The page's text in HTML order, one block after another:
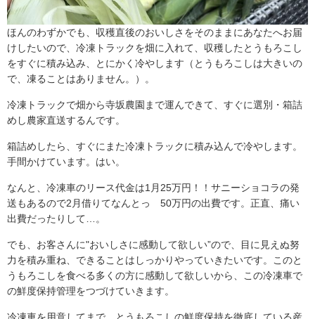
ほんのわずかでも、収穫直後のおいしさをそのままにあなたへお届
けしたいので、冷凍トラックを畑に入れて、収穫したとうもろこし
をすぐに積み込み、とにかく冷やします（とうもろこしは大きいの
で、凍ることはありません。）。
冷凍トラックで畑から寺坂農園まで運んできて、すぐに選別・箱詰
めし農家直送するんです。
箱詰めしたら、すぐにまた冷凍トラックに積み込んで冷やします。
手間かけています。はい。
なんと、冷凍車のリース代金は1月25万円！！サニーショコラの発
送もあるので2月借りてなんとっ 50万円の出費です。正直、痛い
出費だったりして…。
でも、お客さんに"おいしさに感動して欲しい”ので、目に見えぬ努
力を積み重ね、できることはしっかりやっていきたいです。このと
うもろこしを食べる多くの方に感動して欲しいから、この冷凍車で
の鮮度保持管理をつづけていきます。
冷凍車を用意してまで、とうもろこしの鮮度保持を徹底している産